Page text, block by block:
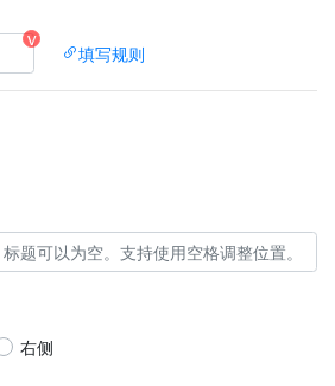
填写规则
右侧